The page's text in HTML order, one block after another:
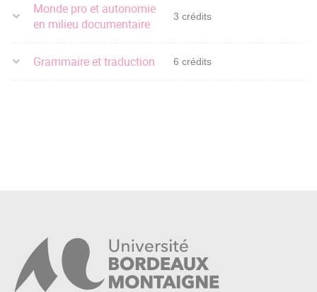
Monde pro et autonomie
en milieu documentaire
3 crédits
Grammaire et traduction 6 crédits